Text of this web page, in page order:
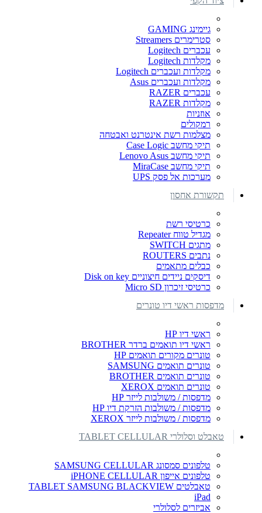
גיימינג GAMING
סטרימרים Streamers
עכברים Logitech
מקלדות Logitech
מקלדות ועכברים Logitech
מקלדות ועכברים Asus
עכברים RAZER
מקלדות RAZER
אוזניות
רמקולים
מצלמות רשת אינטרנט ואבטחה
תיקי מחשב Case Logic
תיקי מחשב Lenovo Asus
תיקי מחשב MiraCase
מערכות אל פסק UPS
תקשורת אחסון
כרטיסי רשת
מגדיל טווח Repeater
מתגים SWITCH
נתבים ROUTERS
כבלים מתאמים
דיסקים ניידים חיצוניים Disk on key
כרטיסי זיכרון Micro SD
מדפסות ראשי דיו טונרים
ראשי דיו HP
ראשי דיו תואמים ברדר BROTHER
טונרים מקורים תואמים HP
טונרים תואמים SAMSUNG
טונרים תואמים BROTHER
טונרים תואמים XEROX
מדפסות / משולבות לייזר HP
מדפסות / משולבות הזרקת דיו HP
מדפסות / משולבות לייזר XEROX
טאבלט וסלולרי TABLET CELLULAR
טלפונים סמסונג SAMSUNG CELLULAR
טלפונים אייפון iPHONE CELLULAR
טאבלטים TABLET SAMSUNG BLACKVIEW
iPad
אביזרים לסלולרי